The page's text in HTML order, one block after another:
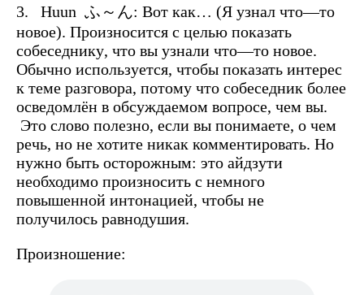
3. Huun ふ～ん: Вот как… (Я узнал что—то
новое). Произносится с целью показать
собеседнику, что вы узнали что—то новое.
Обычно используется, чтобы показать интерес
к теме разговора, потому что собеседник более
осведомлён в обсуждаемом вопросе, чем вы.
Это слово полезно, если вы понимаете, о чем
речь, но не хотите никак комментировать. Но
нужно быть осторожным: это айдзути
необходимо произносить с немного
повышенной интонацией, чтобы не
получилось равнодушия.
Произношение: